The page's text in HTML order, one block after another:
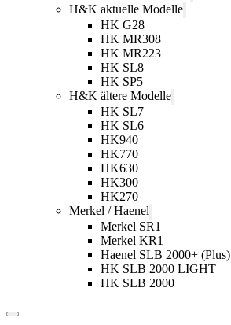
H&K aktuelle Modelle
HK G28
HK MR308
HK MR223
HK SL8
HK SP5
H&K ältere Modelle
HK SL7
HK SL6
HK940
HK770
HK630
HK300
HK270
Merkel / Haenel
Merkel SR1
Merkel KR1
Haenel SLB 2000+ (Plus)
HK SLB 2000 LIGHT
HK SLB 2000